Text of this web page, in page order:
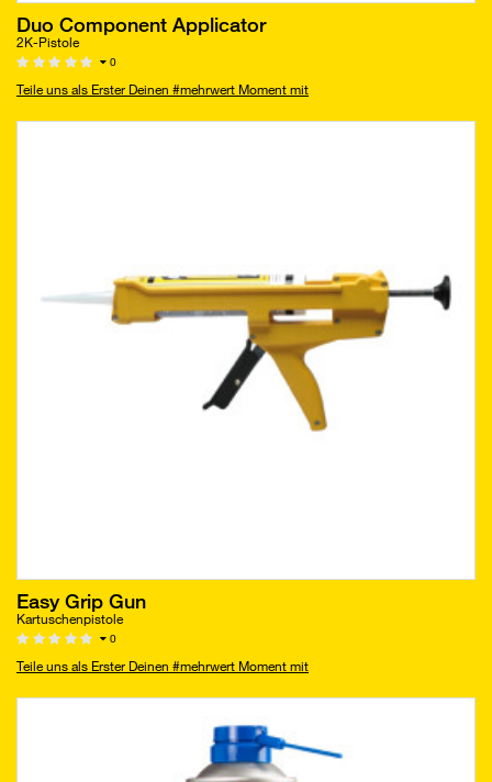
Duo Component Applicator
2K-Pistole
0
Teile uns als Erster Deinen #mehrwert Moment mit
Easy Grip Gun
Kartuschenpistole
0
Teile uns als Erster Deinen #mehrwert Moment mit